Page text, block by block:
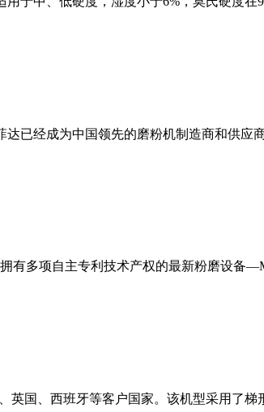
已经成为中国领先的磨粉机制造商和供
有多项自主专利技术产权的最新粉磨设备
英国、西班牙等客户国家。该机型采用了